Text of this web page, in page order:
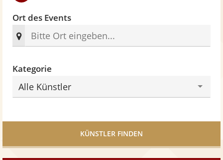
Ort des Events
Kategorie
Alle Künstler
KÜNSTLER FINDEN